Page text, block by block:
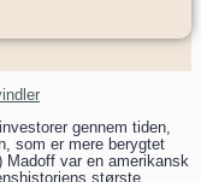
gennem tiden,
som er mere berygtet
var en amerikansk
største